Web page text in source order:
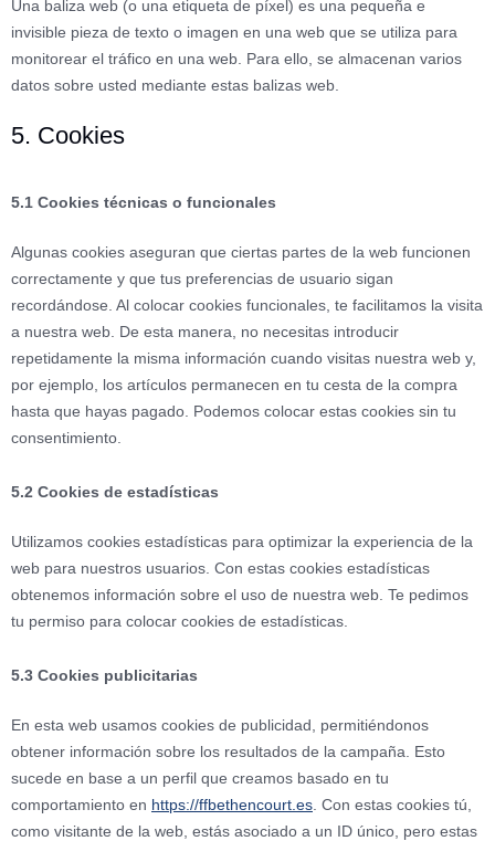
Una baliza web (o una etiqueta de píxel) es una pequeña e
invisible pieza de texto o imagen en una web que se utiliza para
monitorear el tráfico en una web. Para ello, se almacenan varios
datos sobre usted mediante estas balizas web.
5. Cookies
5.1 Cookies técnicas o funcionales
Algunas cookies aseguran que ciertas partes de la web funcionen
correctamente y que tus preferencias de usuario sigan
recordándose. Al colocar cookies funcionales, te facilitamos la visita
a nuestra web. De esta manera, no necesitas introducir
repetidamente la misma información cuando visitas nuestra web y,
por ejemplo, los artículos permanecen en tu cesta de la compra
hasta que hayas pagado. Podemos colocar estas cookies sin tu
consentimiento.
5.2 Cookies de estadísticas
Utilizamos cookies estadísticas para optimizar la experiencia de la
web para nuestros usuarios. Con estas cookies estadísticas
obtenemos información sobre el uso de nuestra web. Te pedimos
tu permiso para colocar cookies de estadísticas.
5.3 Cookies publicitarias
En esta web usamos cookies de publicidad, permitiéndonos
obtener información sobre los resultados de la campaña. Esto
sucede en base a un perfil que creamos basado en tu
comportamiento en https://ffbethencourt.es . Con estas cookies tú,
como visitante de la web, estás asociado a un ID único, pero estas